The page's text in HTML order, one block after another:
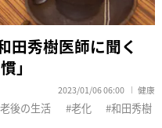
秀樹医師に聞く
」
2023/01/06 06:00 健康
老後の生活 老化 和田秀樹